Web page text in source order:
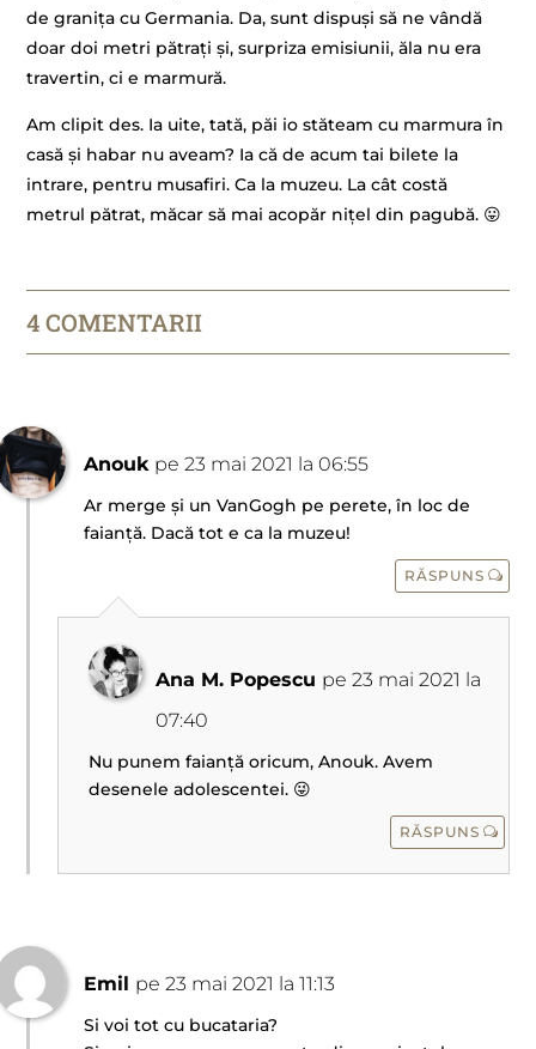
de granița cu Germania. Da, sunt dispuși să ne vândă
doar doi metri pătrați și, surpriza emisiunii, ăla nu era
travertin, ci e marmură.
Am clipit des. Ia uite, tată, păi io stăteam cu marmura în
casă și habar nu aveam? Ia că de acum tai bilete la
intrare, pentru musafiri. Ca la muzeu. La cât costă
metrul pătrat, măcar să mai acopăr nițel din pagubă. 😛
4 COMENTARII
Anouk pe 23 mai 2021 la 06:55
Ar merge și un VanGogh pe perete, în loc de
faianță. Dacă tot e ca la muzeu!
RĂSPUNS
Ana M. Popescu pe 23 mai 2021 la
07:40
Nu punem faianță oricum, Anouk. Avem
desenele adolescentei. 😜
RĂSPUNS
Emil pe 23 mai 2021 la 11:13
Si voi tot cu bucataria?